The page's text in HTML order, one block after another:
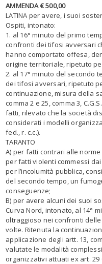
AMMENDA € 500,00
LATINA per avere, i suoi
Ospiti, intonato:
1. al 16° minuto del primo
confronti dei tifosi avversari
hanno comportato offesa,
origine territoriale, ripetuto
2. al 17° minuto del secondo
dei tifosi avversari, ripetuto
continuazione, misura della
comma 2 e 25, comma 3,
fatti, rilevato che la società
considerati i modelli
fed., r. c.c.).
TARANTO
A) per fatti contrari alle
per fatti violenti commessi
per l’incolumità pubblica,
del secondo tempo, un
conseguenze;
B) per avere alcuni dei suoi
Curva Nord, intonato, al 14°
oltraggioso nei confronti
volte. Ritenuta la
applicazione degli artt. 13,
valutate le modalità
organizzativi attuati ex art. 29